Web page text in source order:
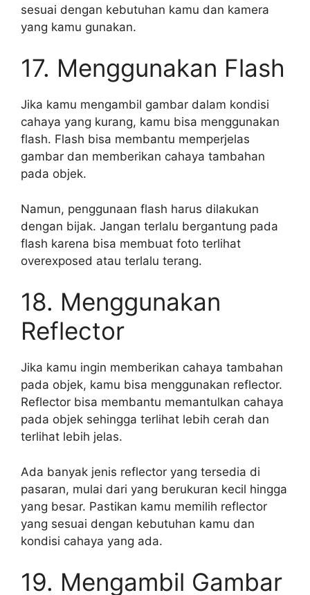
sesuai dengan kebutuhan kamu dan kamera
yang kamu gunakan.
17. Menggunakan Flash
Jika kamu mengambil gambar dalam kondisi
cahaya yang kurang, kamu bisa menggunakan
flash. Flash bisa membantu memperjelas
gambar dan memberikan cahaya tambahan
pada objek.
Namun, penggunaan flash harus dilakukan
dengan bijak. Jangan terlalu bergantung pada
flash karena bisa membuat foto terlihat
overexposed atau terlalu terang.
18. Menggunakan
Reflector
Jika kamu ingin memberikan cahaya tambahan
pada objek, kamu bisa menggunakan reflector.
Reflector bisa membantu memantulkan cahaya
pada objek sehingga terlihat lebih cerah dan
terlihat lebih jelas.
Ada banyak jenis reflector yang tersedia di
pasaran, mulai dari yang berukuran kecil hingga
yang besar. Pastikan kamu memilih reflector
yang sesuai dengan kebutuhan kamu dan
kondisi cahaya yang ada.
19. Mengambil Gambar